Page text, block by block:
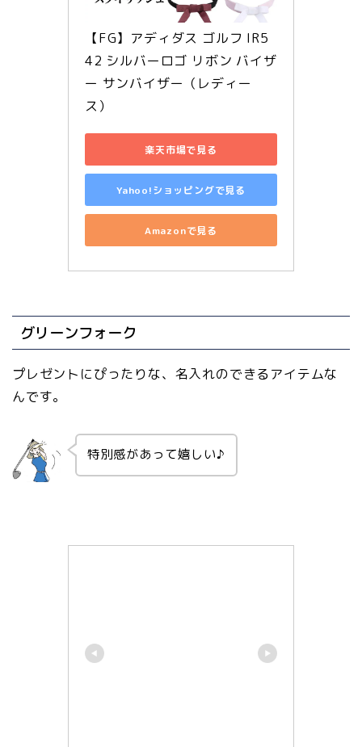
【FG】アディダス ゴルフ IR5
42 シルバーロゴ リボン バイザ
ー サンバイザー（レディー
ス）
楽天市場で見る
Yahoo!ショッピングで見る
Amazonで見る
グリーンフォーク
プレゼントにぴったりな、名入れのできるアイテムな
んです。
特別感があって嬉しい♪